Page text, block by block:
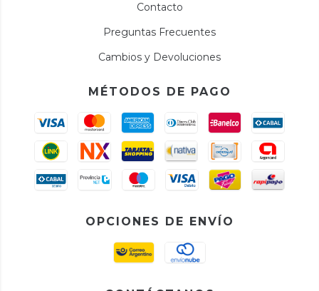
Contacto
Preguntas Frecuentes
Cambios y Devoluciones
MÉTODOS DE PAGO
OPCIONES DE ENVÍO